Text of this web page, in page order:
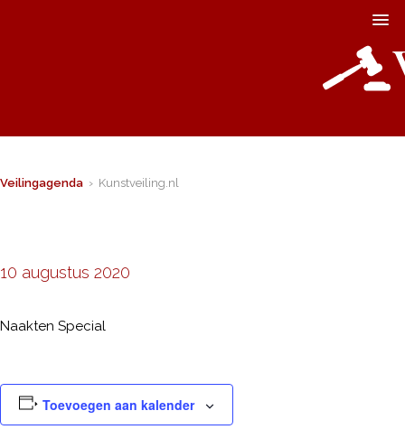
Veilingagenda › Kunstveiling.nl
10 augustus 2020
Naakten Special
Toevoegen aan kalender